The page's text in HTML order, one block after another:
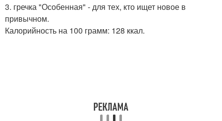
3. гречка "Особенная" - для тех, кто ищет новое в
привычном.
Калорийность на 100 грамм: 128 ккал.